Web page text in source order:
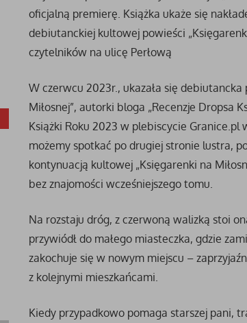
oficjalną premierę. Książka ukaże się
debiutanckiej kultowej powieści
czytelników na ulicę Perłową
W czerwcu 2023r., ukazała się
Miłosnej”, autorki bloga „Recenzje Dropsa
Książki Roku 2023 w plebiscycie
możemy spotkać po drugiej stronie lustra,
kontynuacją kultowej „Księgarenki na
bez znajomości wcześniejszego tomu.
Na rozstaju dróg, z czerwoną walizką stoi
przywiódł do małego miasteczka, gdzie
zakochuje się w nowym miejscu –
z kolejnymi mieszkańcami.
Kiedy przypadkowo pomaga starszej pani,